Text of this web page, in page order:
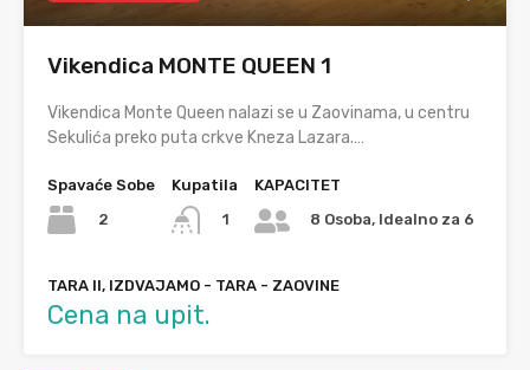
Vikendica MONTE QUEEN 1
Vikendica Monte Queen nalazi se u Zaovinama, u centru
Sekulića preko puta crkve Kneza Lazara.…
Spavaće Sobe
2
Kupatila
1
KAPACITET
8 Osoba, Idealno za 6
TARA II, IZDVAJAMO - TARA - ZAOVINE
Cena na upit.